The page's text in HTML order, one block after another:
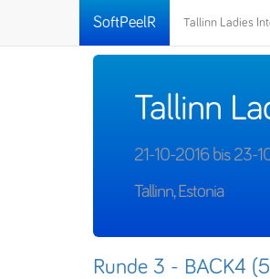
SoftPeelR Tallinn Ladies
Tallinn
21-10-2016 bis 23-
Tallinn, Estonia
Runde 3 - BACK4